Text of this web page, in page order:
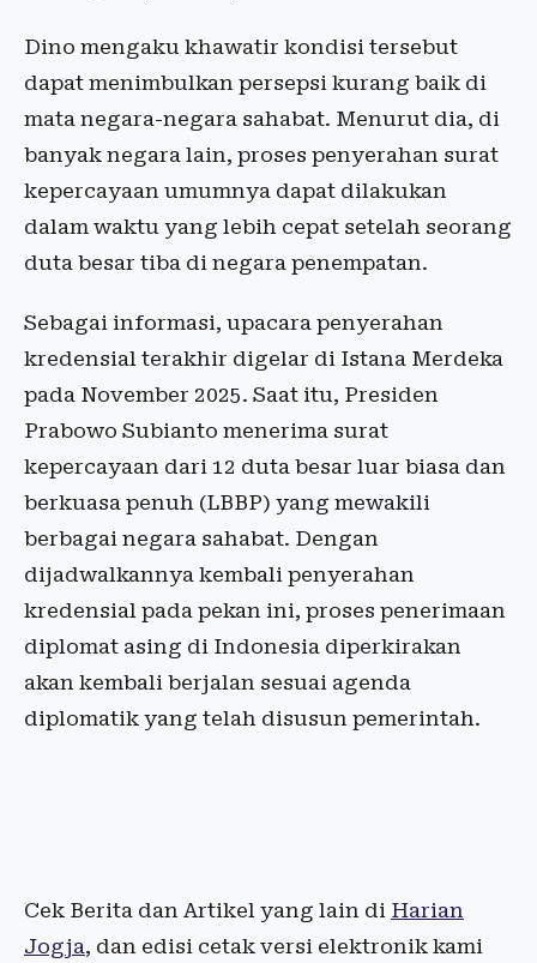
Dino mengaku khawatir kondisi tersebut
dapat menimbulkan persepsi kurang baik di
mata negara-negara sahabat. Menurut dia, di
banyak negara lain, proses penyerahan surat
kepercayaan umumnya dapat dilakukan
dalam waktu yang lebih cepat setelah seorang
duta besar tiba di negara penempatan.
Sebagai informasi, upacara penyerahan
kredensial terakhir digelar di Istana Merdeka
pada November 2025. Saat itu, Presiden
Prabowo Subianto menerima surat
kepercayaan dari 12 duta besar luar biasa dan
berkuasa penuh (LBBP) yang mewakili
berbagai negara sahabat. Dengan
dijadwalkannya kembali penyerahan
kredensial pada pekan ini, proses penerimaan
diplomat asing di Indonesia diperkirakan
akan kembali berjalan sesuai agenda
diplomatik yang telah disusun pemerintah.
Cek Berita dan Artikel yang lain di Harian
Jogja, dan edisi cetak versi elektronik kami